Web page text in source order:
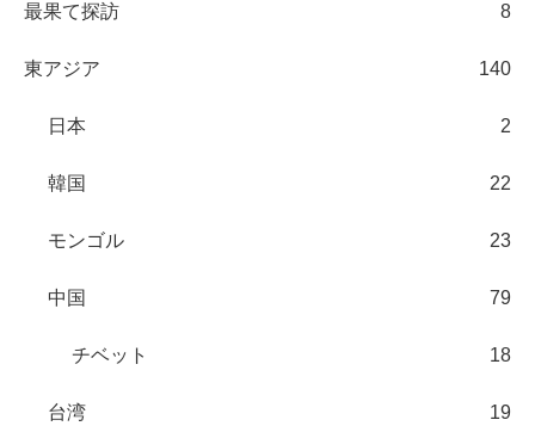
最果て探訪 8
東アジア 140
日本 2
韓国 22
モンゴル 23
中国 79
チベット 18
台湾 19